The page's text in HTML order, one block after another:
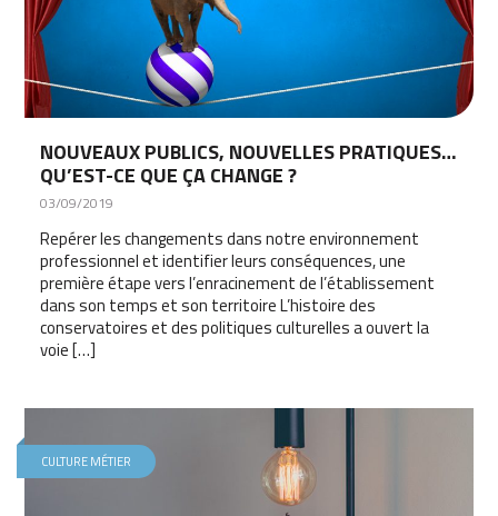
NOUVEAUX PUBLICS, NOUVELLES PRATIQUES…
QU’EST-CE QUE ÇA CHANGE ?
03/09/2019
Repérer les changements dans notre environnement
professionnel et identifier leurs conséquences, une
première étape vers l’enracinement de l’établissement
dans son temps et son territoire L’histoire des
conservatoires et des politiques culturelles a ouvert la
voie […]
CULTURE MÉTIER